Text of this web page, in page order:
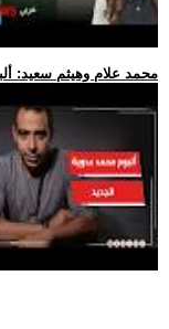
.. محمد علام وهيثم سعيد: